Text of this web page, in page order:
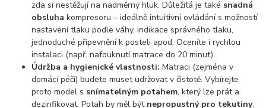
zda si nestěžují na nadměrný hluk. Důležitá je také snadná
obsluha kompresoru – ideálně intuitivní ovládání s možností
nastavení tlaku podle váhy, indikace správného tlaku,
jednoduché připevnění k posteli apod. Oceníte i rychlou
instalaci (např. nafouknutí matrace do 20 minut).
Údržba a hygienické vlastnosti: Matraci (zejména v
domácí péči) budete muset udržovat v čistotě. Vybírejte
proto model s snímatelným potahem, který lze prát a
dezinfikovat. Potah by měl být nepropustný pro tekutiny,